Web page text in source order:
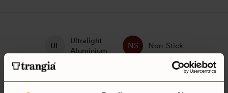
Ultralight
Aluminium
Non-Stick
Duossal